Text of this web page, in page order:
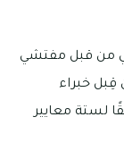
من قبل مفتشي
قِبل خبراء
لستة معايير